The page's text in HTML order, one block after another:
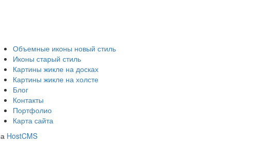
Объемные иконы новый стиль
Иконы старый стиль
Картины жикле на досках
Картины жикле на холсте
Блог
Контакты
Портфолио
Карта сайта
HostCMS